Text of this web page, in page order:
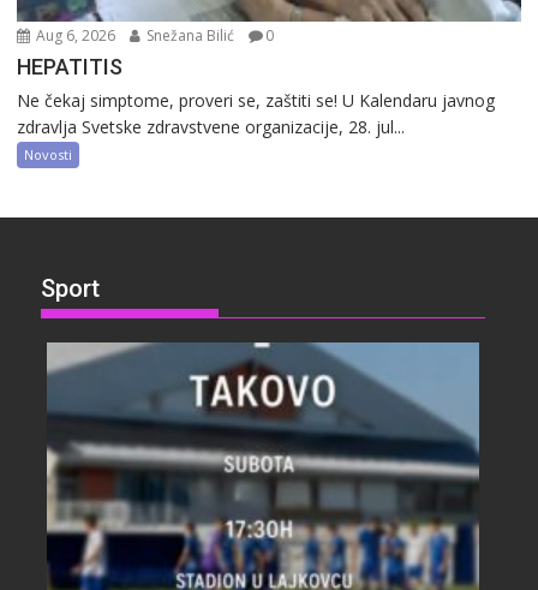
Aug 6, 2026 Snežana Bilić 0
HEPATITIS
Ne čekaj simptome, proveri se, zaštiti se! U Kalendaru javnog
zdravlja Svetske zdravstvene organizacije, 28. jul...
Novosti
Sport